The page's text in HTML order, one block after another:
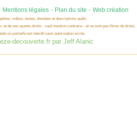
Mentions légales- Plan du site - Web création
vidéos, textes, données et descriptions audio
et de ses ayants-droits - sauf mention contraire - et ne sont pas libres de droits.
ou partielle est interdit sans autorisation écrite.
decouverte.fr par Jeff Alanic